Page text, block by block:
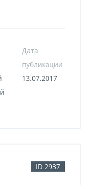
Дата
публикации
13.07.2017
ID 2937